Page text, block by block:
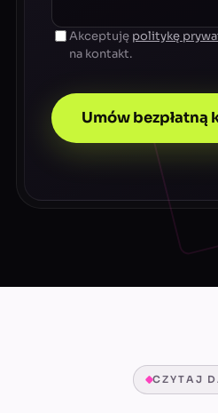
Akceptuję politykę
na kontakt.
Umów bezpłatną
CZYTAJ